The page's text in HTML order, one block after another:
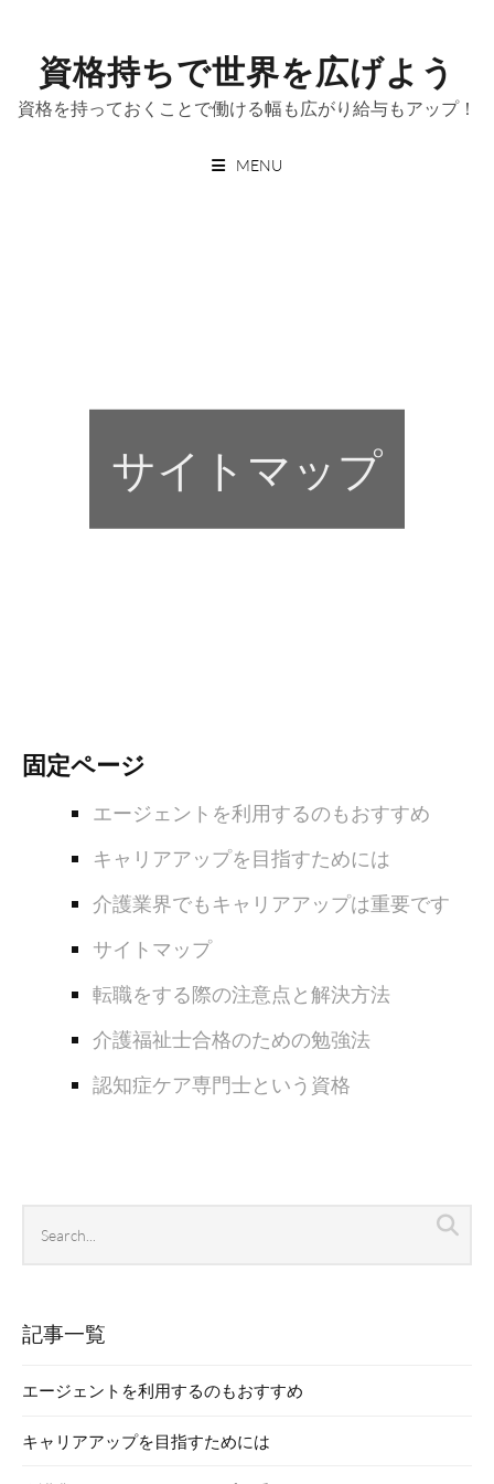
content資格持ちで世界を広げよう
資格を持っておくことで働ける幅も広がり給与もアップ！
MENU
サイトマップ
固定ページ
エージェントを利用するのもおすすめ
キャリアアップを目指すためには
介護業界でもキャリアアップは重要です
サイトマップ
転職をする際の注意点と解決方法
介護福祉士合格のための勉強法
認知症ケア専門士という資格
archives
記事一覧
エージェントを利用するのもおすすめ
キャリアアップを目指すためには